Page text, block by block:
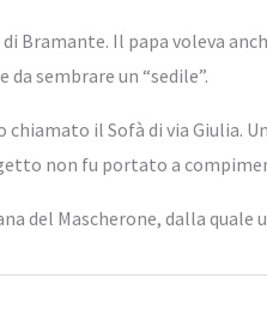
Bramante. Il papa voleva
sembrare un “sedile”.
il Sofà di via Giulia.
non fu portato a
del Mascherone, dalla quale